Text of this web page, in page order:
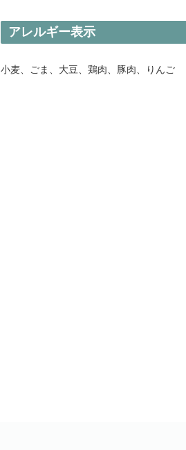
アレルギー表示
小麦、ごま、大豆、鶏肉、豚肉、りんご